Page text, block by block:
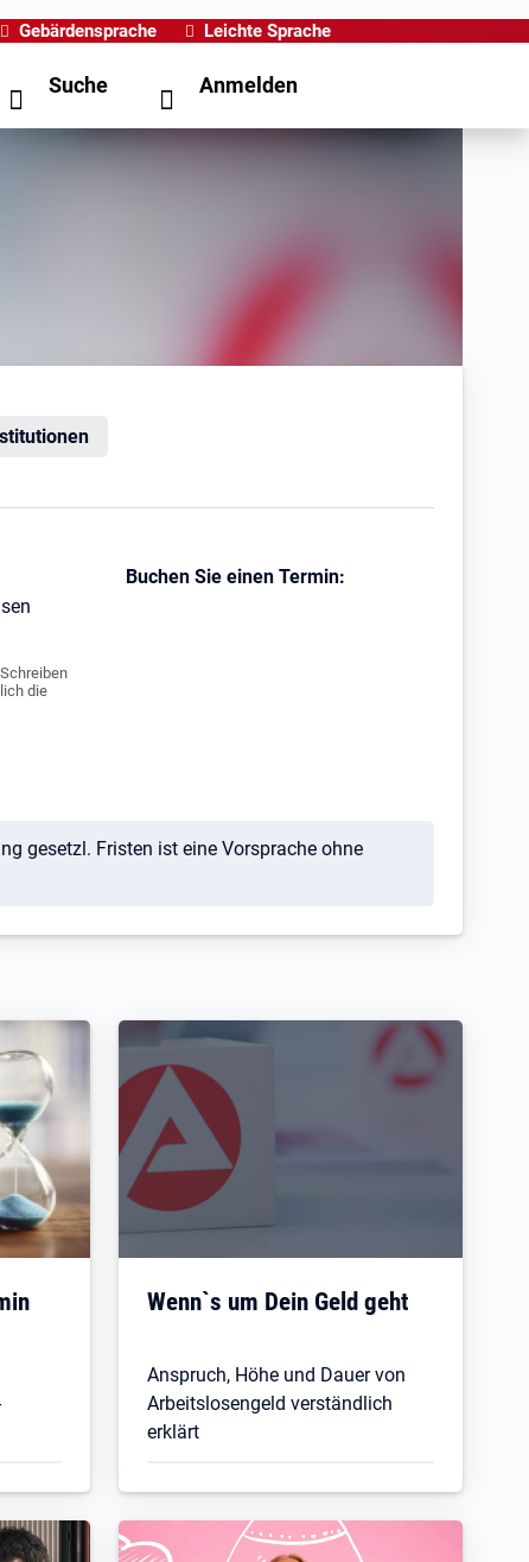
Gebärdensprache Leichte Sprache
Suche Anmelden
die
Buchen Sie einen Termin:
gesetzl. Fristen ist eine Vorsprache ohne
Wenn`s um Dein Geld geht
Anspruch, Höhe und Dauer von
Arbeitslosengeld verständlich
erklärt